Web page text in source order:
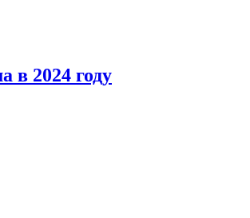
в 2024 году